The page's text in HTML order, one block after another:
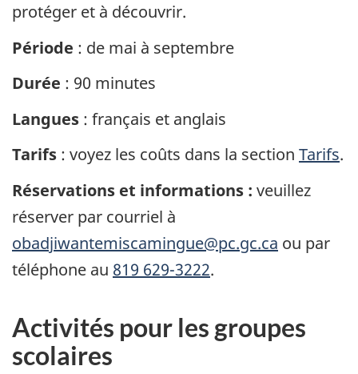
protéger et à découvrir.
Période : de mai à septembre
Durée : 90 minutes
Langues : français et anglais
Tarifs : voyez les coûts dans la section Tarifs.
Réservations et informations : veuillez
réserver par courriel à
obadjiwantemiscamingue@pc.gc.ca ou par
téléphone au 819 629-3222.
Activités pour les groupes
scolaires